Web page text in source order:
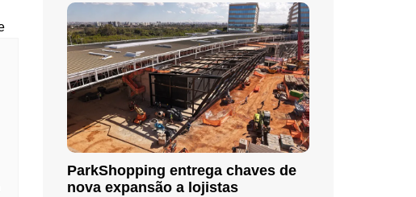
ParkShopping entrega chaves de
nova expansão a lojistas